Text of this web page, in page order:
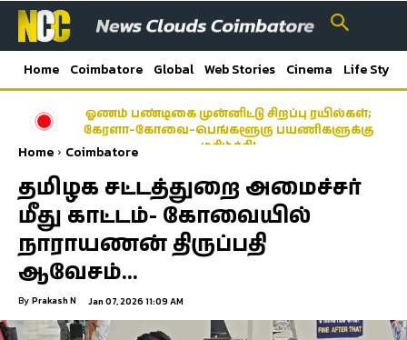
Home Coimbatore Global Web Stories Cinema Life Style
ஓணம் பண்டிகை முன்னிட்டு சிறப்பு ரயில்கள்;
கேரளா–கோவை–பெங்களூரு பயணிகளுக்கு
மகிழ்ச்சி!
Home Coimbatore
தமிழக சட்டத்துறை அமைச்சர்
மீது காட்டம்- கோவையில்
நாராயணன் திருப்பதி
ஆவேசம்…
By Prakash N Jan 07, 2026 11:09 AM